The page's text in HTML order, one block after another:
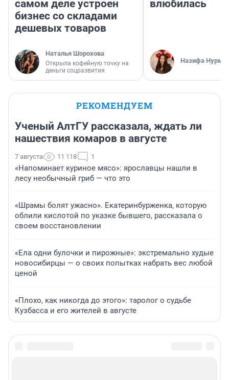
самом деле устроен
бизнес со складами
дешевых товаров
Наталья Шорохова
Открыла кофейную точку на
деньги соцразвития
влюбилась
Назифа
РЕКОМЕНДУЕМ
Ученый АлтГУ рассказала, ждать ли
нашествия комаров в августе
7 августа 11 118 1
«Напоминает куриное мясо»: ярославцы нашли в
лесу необычный гриб — что это
«Шрамы болят ужасно». Екатеринбурженка, которую
облили кислотой по указке бывшего, рассказала о
своем восстановлении
«Ела одни булочки и пирожные»: экстремально худые
новосибирцы — о своих попытках набрать вес любой
ценой
«Плохо, как никогда до этого»: таролог о судьбе
Кузбасса и его жителей в августе